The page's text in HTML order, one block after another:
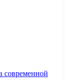
современной